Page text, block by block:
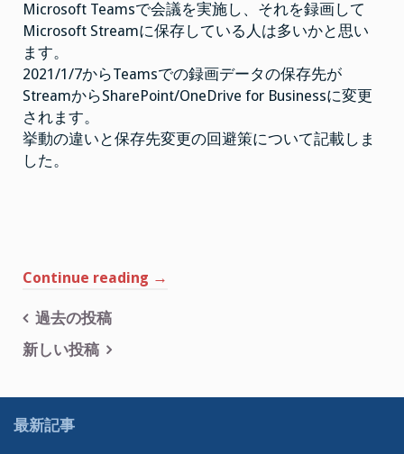
ビ
オ
会
議
録
の
保
存
場
所
の
変
Microsoft Teamsで会議を実施し、それを録画して
Microsoft Streamに保存している人は多いかと思い
ます。
2021/1/7からTeamsでの録画データの保存先が
StreamからSharePoint/OneDrive for Businessに変更
されます。
挙動の違いと保存先変更の回避策について記載しま
した。
Continue reading “Microsoft
→
投
稿
ゲ
過去の投稿
新しい投稿
最新記事